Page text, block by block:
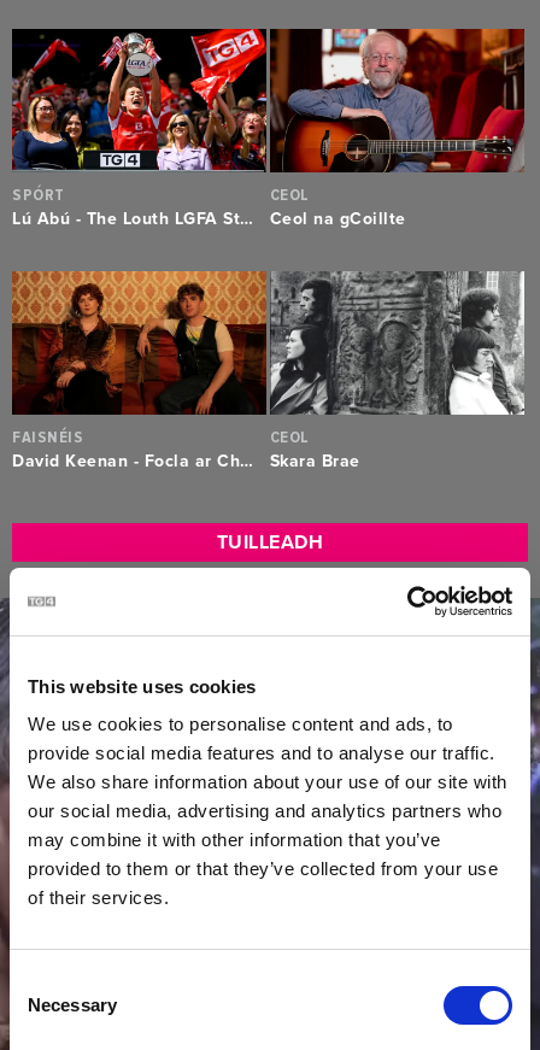
This website uses cookies
We use cookies to personalise content and ads, to
provide social media features and to analyse our traffic.
We also share information about your use of our site with
our social media, advertising and analytics partners who
may combine it with other information that you’ve
provided to them or that they’ve collected from your use
of their services.
Selection
Necessary
SPÓRT
Lú Abú - The Louth LGFA Story
CEOL
Ceol na gCoillte
FAISNÉIS
David Keenan - Focla ar Chanbhás
CEOL
Skara Brae
TUILLEADH